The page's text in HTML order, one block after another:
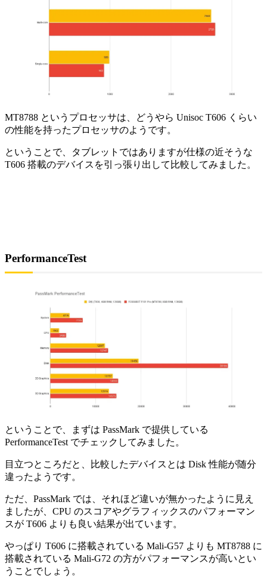
MT8788 というプロセッサは、どうやら Unisoc T606 くらい
の性能を持ったプロセッサのようです。
ということで、タブレットではありますが仕様の近そうな
T606 搭載のデバイスを引っ張り出して比較してみました。
PerformanceTest
ということで、まずは PassMark で提供している
PerformanceTest でチェックしてみました。
目立つところだと、比較したデバイスとは Disk 性能が随分
違ったようです。
ただ、PassMark では、それほど違いが無かったように見え
ましたが、CPU のスコアやグラフィックスのパフォーマン
スが T606 よりも良い結果が出ています。
やっぱり T606 に搭載されている Mali-G57 よりも MT8788 に
搭載されている Mali-G72 の方がパフォーマンスが高いとい
うことでしょう。